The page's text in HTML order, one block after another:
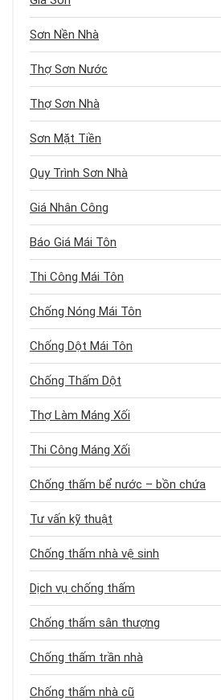
Sơn Nền Nhà
Thợ Sơn Nước
Thợ Sơn Nhà
Sơn Mặt Tiền
Quy Trình Sơn Nhà
Giá Nhân Công
Báo Giá Mái Tôn
Thi Công Mái Tôn
Chống Nóng Mái Tôn
Chống Dột Mái Tôn
Chống Thấm Dột
Thợ Làm Máng Xối
Thi Công Máng Xối
Chống thấm bể nước – bồn chứa
Tư vấn kỹ thuật
Chống thấm nhà vệ sinh
Dịch vụ chống thấm
Chống thấm sân thượng
Chống thấm trần nhà
Chống thấm nhà cũ